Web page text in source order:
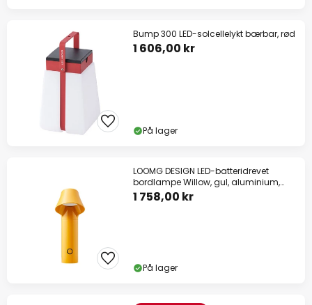
Bump 300 LED-solcellelykt bærbar, rød
1 606,00 kr
På lager
LOOMG DESIGN LED-batteridrevet
bordlampe Willow, gul, aluminium,
IP54
1 758,00 kr
På lager